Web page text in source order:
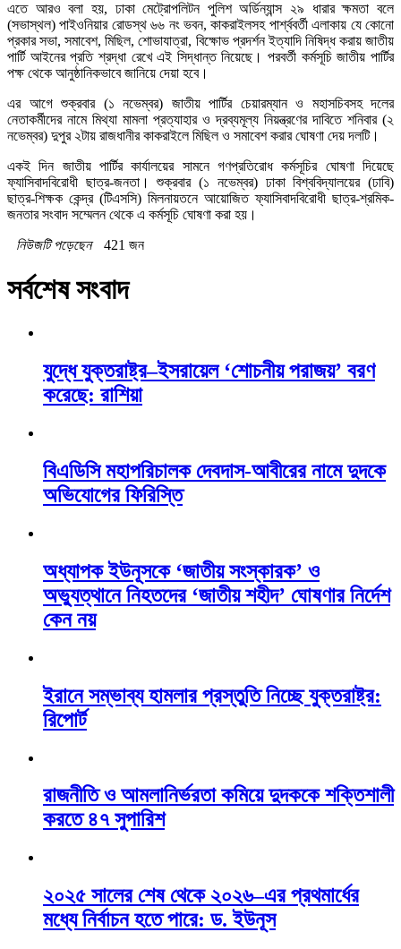
এতে আরও বলা হয়, ঢাকা মেট্রোপলিটন পুলিশ অর্ডিন্যান্স ২৯ ধারার ক্ষমতা বলে
(সভাস্থল) পাইওনিয়ার রোডস্থ ৬৬ নং ভবন, কাকরাইলসহ পার্শ্ববর্তী এলাকায় যে কোনো
প্রকার সভা, সমাবেশ, মিছিল, শোভাযাত্রা, বিক্ষোভ প্রদর্শন ইত্যাদি নিষিদ্ধ করায় জাতীয়
পার্টি আইনের প্রতি শ্রদ্ধা রেখে এই সিদ্ধান্ত নিয়েছে। পরবর্তী কর্মসূচি জাতীয় পার্টির
পক্ষ থেকে আনুষ্ঠানিকভাবে জানিয়ে দেয়া হবে।
এর আগে শুক্রবার (১ নভেম্বর) জাতীয় পার্টির চেয়ারম্যান ও মহাসচিবসহ দলের
নেতাকর্মীদের নামে মিথ্যা মামলা প্রত্যাহার ও দ্রব্যমূল্য নিয়ন্ত্রণের দাবিতে শনিবার (২
নভেম্বর) দুপুর ২টায় রাজধানীর কাকরাইলে মিছিল ও সমাবেশ করার ঘোষণা দেয় দলটি।
একই দিন জাতীয় পার্টির কার্যালয়ের সামনে গণপ্রতিরোধ কর্মসূচির ঘোষণা দিয়েছে
ফ্যাসিবাদবিরোধী ছাত্র-জনতা। শুক্রবার (১ নভেম্বর) ঢাকা বিশ্ববিদ্যালয়ের (ঢাবি)
ছাত্র-শিক্ষক কেন্দ্র (টিএসসি) মিলনায়তনে আয়োজিত ফ্যাসিবাদবিরোধী ছাত্র-শ্রমিক-
জনতার সংবাদ সম্মেলন থেকে এ কর্মসূচি ঘোষণা করা হয়।
নিউজটি পড়েছেন
421 জন
সর্বশেষ সংবাদ
যুদ্ধে যুক্তরাষ্ট্র–ইসরায়েল ‘শোচনীয় পরাজয়’ বরণ
করেছে: রাশিয়া
বিএডিসি মহাপরিচালক দেবদাস-আবীরের নামে দুদকে
অভিযোগের ফিরিস্তি
অধ্যাপক ইউনূসকে ‘জাতীয় সংস্কারক’ ও
অভ্যুত্থানে নিহতদের ‘জাতীয় শহীদ’ ঘোষণার নির্দেশ
কেন নয়
ইরানে সম্ভাব্য হামলার প্রস্তুতি নিচ্ছে যুক্তরাষ্ট্র:
রিপোর্ট
রাজনীতি ও আমলানির্ভরতা কমিয়ে দুদককে শক্তিশালী
করতে ৪৭ সুপারিশ
২০২৫ সালের শেষ থেকে ২০২৬–এর প্রথমার্ধের
মধ্যে নির্বাচন হতে পারে: ড. ইউনূস